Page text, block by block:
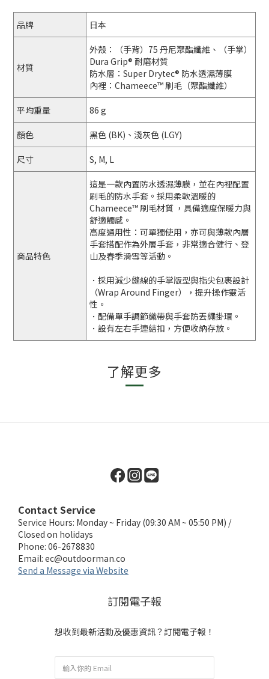
品牌 日本
材質
外殼：（手背）75 丹尼聚酯纖維、（手掌）
Dura Grip® 耐磨材質
防水層：Super Drytec® 防水透濕薄膜
內裡：Chameece™ 刷毛（聚酯纖維）
平均重量 86 g
顏色 黑色 (BK)、淺灰色 (LGY)
尺寸 S, M, L
商品特色
這是一款內置防水透濕薄膜，並在內裡配置
刷毛的防水手套。採用柔軟溫暖的
Chameece™ 刷毛材質 ，具備適度保暖力與
舒適觸感。
高度通用性：可單獨使用，亦可與薄款內層
手套搭配作為外層手套，非常適合健行、登
山及春季滑雪等活動。
．採用減少縫線的手掌版型與指尖包裹設計
（Wrap Around Finger），提升操作靈活
性。
．配備單手調節織帶與手套防丟繩掛環。
．設有左右手連結扣，方便收納存放。
了解更多
Contact Service
Service Hours: Monday ~ Friday (09:30 AM ~ 05:50 PM) /
Closed on holidays
Phone: 06-2678830
Email: ec@outdoorman.co
Send a Message via Website
訂閱電子報
想收到最新活動及優惠資訊？訂閱電子報！